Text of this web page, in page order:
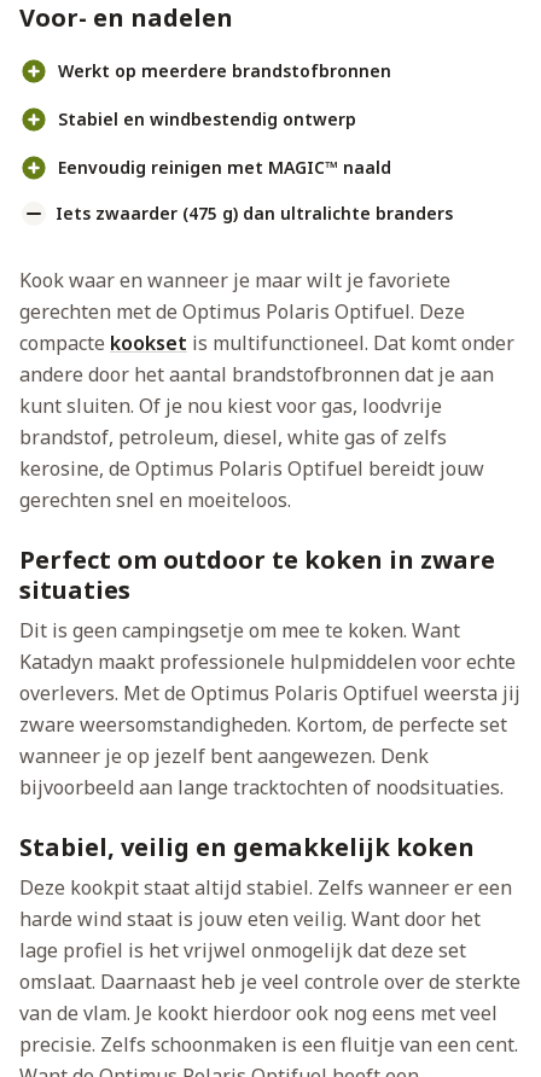
Voor- en nadelen
Werkt op meerdere brandstofbronnen
Stabiel en windbestendig ontwerp
Eenvoudig reinigen met MAGIC™ naald
Iets zwaarder (475 g) dan ultralichte branders
Kook waar en wanneer je maar wilt je favoriete
gerechten met de Optimus Polaris Optifuel. Deze
compacte kookset is multifunctioneel. Dat komt onder
andere door het aantal brandstofbronnen dat je aan
kunt sluiten. Of je nou kiest voor gas, loodvrije
brandstof, petroleum, diesel, white gas of zelfs
kerosine, de Optimus Polaris Optifuel bereidt jouw
gerechten snel en moeiteloos.
Perfect om outdoor te koken in zware
situaties
Dit is geen campingsetje om mee te koken. Want
Katadyn maakt professionele hulpmiddelen voor echte
overlevers. Met de Optimus Polaris Optifuel weersta jij
zware weersomstandigheden. Kortom, de perfecte set
wanneer je op jezelf bent aangewezen. Denk
bijvoorbeeld aan lange tracktochten of noodsituaties.
Stabiel, veilig en gemakkelijk koken
Deze kookpit staat altijd stabiel. Zelfs wanneer er een
harde wind staat is jouw eten veilig. Want door het
lage profiel is het vrijwel onmogelijk dat deze set
omslaat. Daarnaast heb je veel controle over de sterkte
van de vlam. Je kookt hierdoor ook nog eens met veel
precisie. Zelfs schoonmaken is een fluitje van een cent.